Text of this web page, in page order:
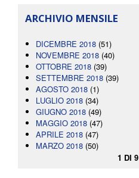
ARCHIVIO MENSILE
DICEMBRE 2018 (51)
NOVEMBRE 2018 (40)
OTTOBRE 2018 (39)
SETTEMBRE 2018 (39)
AGOSTO 2018 (1)
LUGLIO 2018 (34)
GIUGNO 2018 (49)
MAGGIO 2018 (47)
APRILE 2018 (47)
MARZO 2018 (50)
1 DI 9